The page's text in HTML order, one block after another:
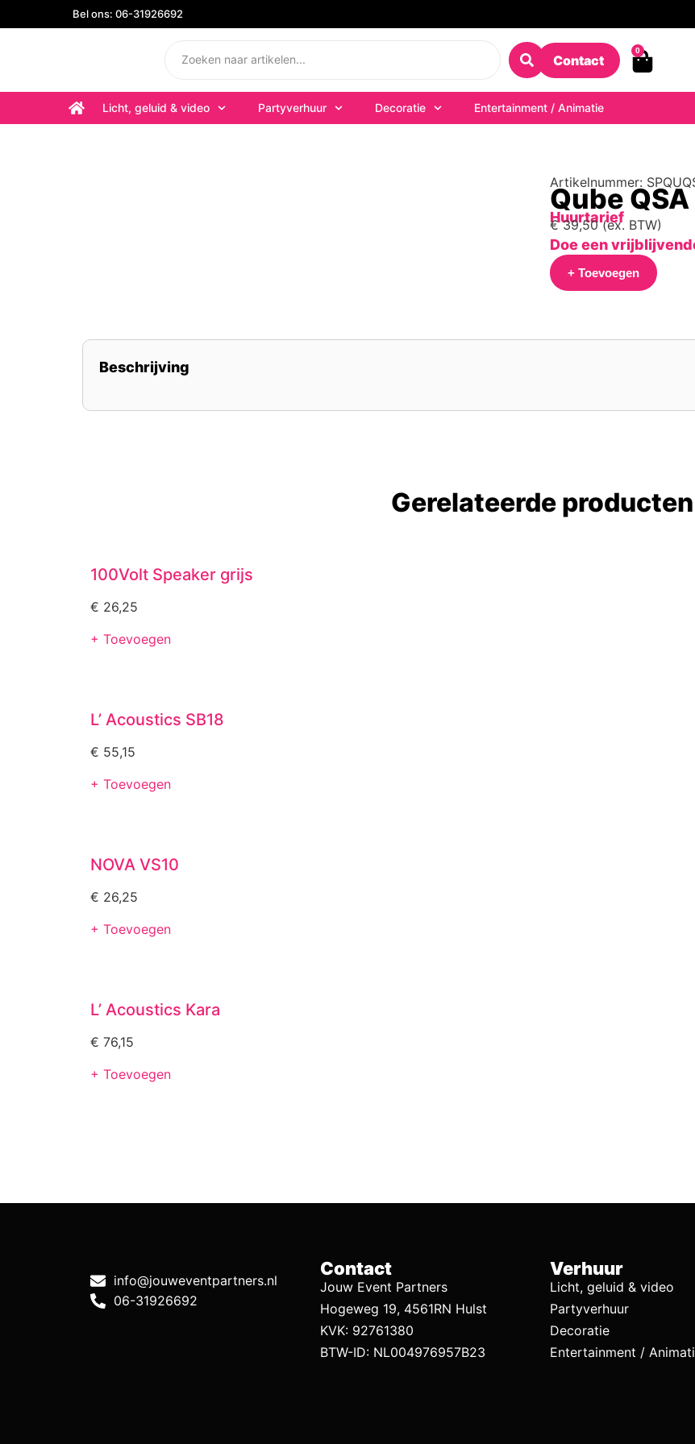
Bel ons: 06-31926692
Contact
0
Licht, geluid & video Partyverhuur Decoratie Entertainment / Animatie
Artikelnummer:
Qube QSA
Huurtarief
€39,50(ex. BTW)
Doe een
+ Toevoegen
Beschrijving
Gerelateerde producten
100Volt Speaker grijs
€ 26,25
+ Toevoegen
L’ Acoustics SB18
€ 55,15
+ Toevoegen
NOVA VS10
€ 26,25
+ Toevoegen
L’ Acoustics Kara
€ 76,15
+ Toevoegen
info@jouweventpartners.nl
06-31926692
Contact
Jouw Event Partners
Hogeweg 19, 4561RN Hulst
KVK: 92761380
BTW-ID: NL004976957B23
Verhuur
Licht, geluid & video
Partyverhuur
Decoratie
Entertainment /